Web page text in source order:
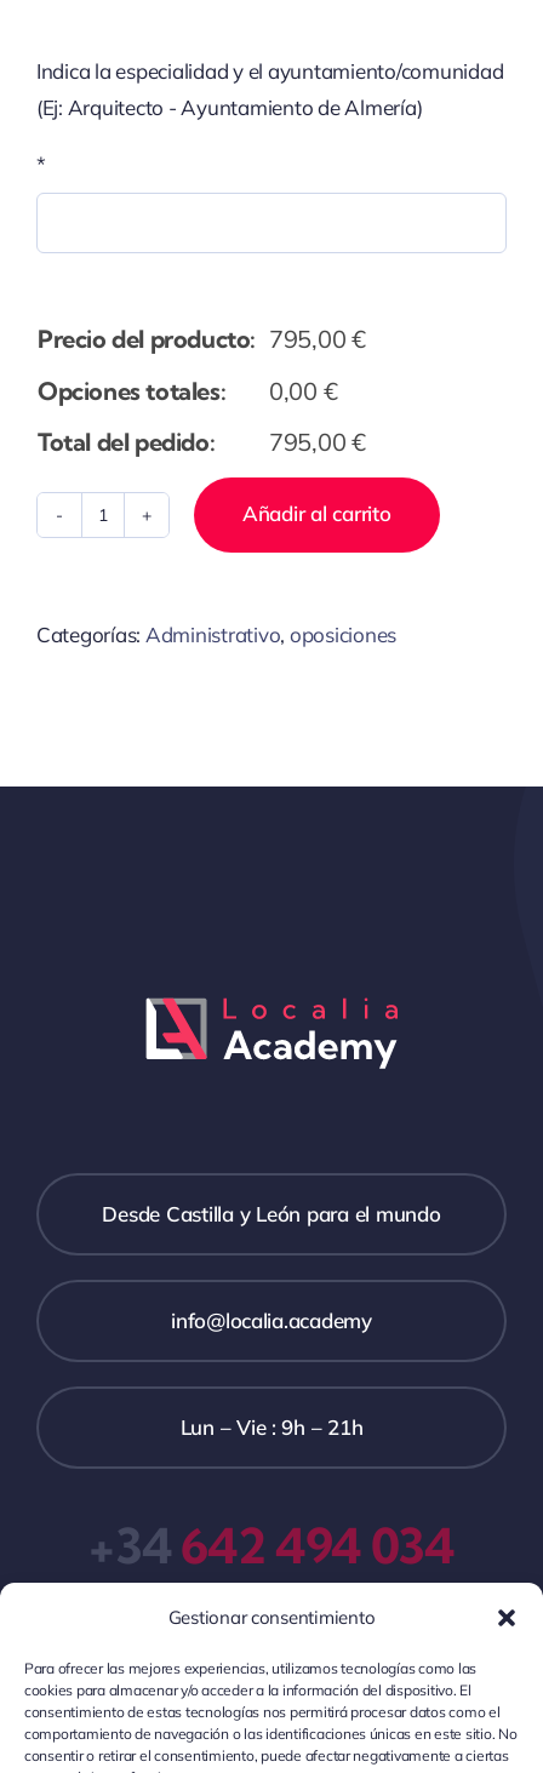
Gestionar consentimiento
Para ofrecer las mejores experiencias, utilizamos tecnologías como las
cookies para almacenar y/o acceder a la información del dispositivo. El
consentimiento de estas tecnologías nos permitirá procesar datos como el
comportamiento de navegación o las identificaciones únicas en este sitio. No
consentir o retirar el consentimiento, puede afectar negativamente a ciertas
Indica la especialidad y el ayuntamiento/comunidad
(Ej: Arquitecto - Ayuntamiento de Almería)
*
Precio del producto: 795,00€
Opciones totales:
0,00 €
Total del pedido:
795,00€
Educador
Añadir al carrito
Categorías: Administrativo, oposiciones
Desde Castilla y León para el mundo
info@localia.academy
Lun – Vie : 9h – 21h
+34642 494 034